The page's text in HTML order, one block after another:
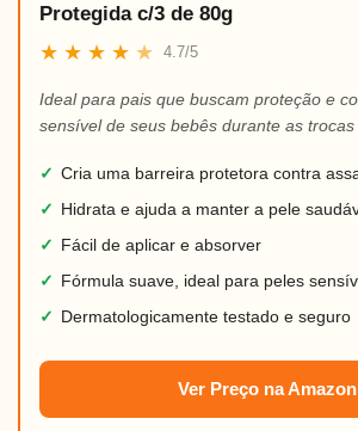
Protegida c/3 de 80g
★ ★ ★ ★ ★ 4.7/5
Ideal para pais que buscam proteção e
sensível de seus bebês durante as trocas
✓ Cria uma barreira protetora contra
✓
Hidrata e ajuda a manter a pele
✓
Fácil de aplicar e absorver
✓
Fórmula suave, ideal para peles
✓
Dermatologicamente testado e seguro
Ver Preço na Amazon